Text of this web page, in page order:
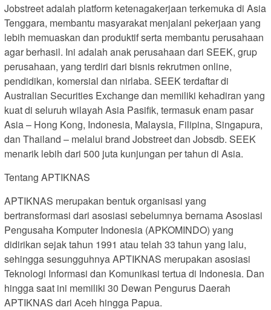
Jobstreet adalah platform ketenagakerjaan terkemuka di Asia
Tenggara, membantu masyarakat menjalani pekerjaan yang
lebih memuaskan dan produktif serta membantu perusahaan
agar berhasil. Ini adalah anak perusahaan dari SEEK, grup
perusahaan, yang terdiri dari bisnis rekrutmen online,
pendidikan, komersial dan nirlaba. SEEK terdaftar di
Australian Securities Exchange dan memiliki kehadiran yang
kuat di seluruh wilayah Asia Pasifik, termasuk enam pasar
Asia – Hong Kong, Indonesia, Malaysia, Filipina, Singapura,
dan Thailand – melalui brand Jobstreet dan Jobsdb. SEEK
menarik lebih dari 500 juta kunjungan per tahun di Asia.
Tentang APTIKNAS
APTIKNAS merupakan bentuk organisasi yang
bertransformasi dari asosiasi sebelumnya bernama Asosiasi
Pengusaha Komputer Indonesia (APKOMINDO) yang
didirikan sejak tahun 1991 atau telah 33 tahun yang lalu,
sehingga sesungguhnya APTIKNAS merupakan asosiasi
Teknologi Informasi dan Komunikasi tertua di Indonesia. Dan
hingga saat ini memiliki 30 Dewan Pengurus Daerah
APTIKNAS dari Aceh hingga Papua.